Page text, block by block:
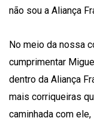
não sou a Aliança
No meio da nossa
cumprimentar
dentro da Aliança
mais corriqueiras
caminhada com